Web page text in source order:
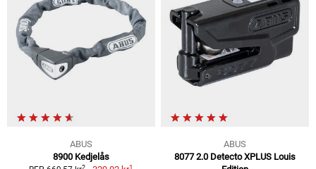
ABUS
8900 Kedjelås
2 1
ABUS
8077 2.0 Detecto XPLUS Louis